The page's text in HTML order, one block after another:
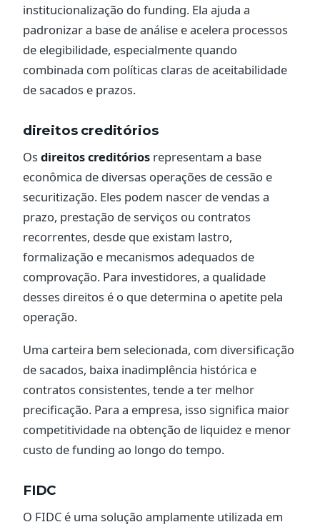
institucionalização do funding. Ela ajuda a
padronizar a base de análise e acelera processos
de elegibilidade, especialmente quando
combinada com políticas claras de aceitabilidade
de sacados e prazos.
direitos creditórios
Os direitos creditórios representam a base
econômica de diversas operações de cessão e
securitização. Eles podem nascer de vendas a
prazo, prestação de serviços ou contratos
recorrentes, desde que existam lastro,
formalização e mecanismos adequados de
comprovação. Para investidores, a qualidade
desses direitos é o que determina o apetite pela
operação.
Uma carteira bem selecionada, com diversificação
de sacados, baixa inadimplência histórica e
contratos consistentes, tende a ter melhor
precificação. Para a empresa, isso significa maior
competitividade na obtenção de liquidez e menor
custo de funding ao longo do tempo.
FIDC
O FIDC é uma solução amplamente utilizada em